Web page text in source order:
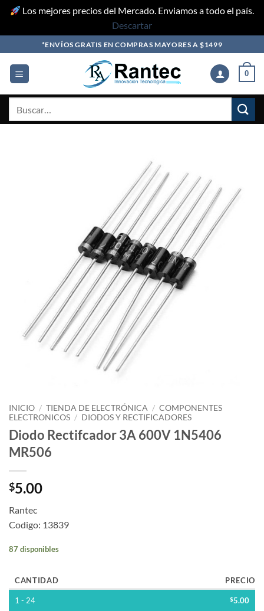
Los mejores precios del Mercado. Enviamos a todo el país.
Descartar
to
content
*ENVÍOS GRATIS EN COMPRAS MAYORES A $1499
0
INICIO / TIENDA DE ELECTRÓNICA / COMPONENTES
ELECTRONICOS / DIODOS Y RECTIFICADORES
Diodo Rectifcador 3A 600V 1N5406
MR506
$5.00
Rantec
Codigo: 13839
87 disponibles
CANTIDAD PRECIO
1 - 24 $5.00